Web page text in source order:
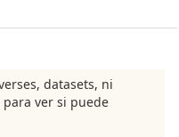
datasets, ni
para ver si puede